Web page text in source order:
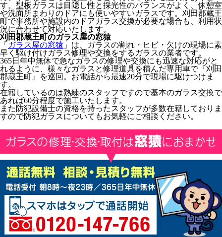
す。型板ガラスは目隠し性と採光性のバランスがよく、休憩室
や洗面所まわりのドアにも使いやすいガラスです。刈田郡蔵王
町で事務所や施設内のドアガラス交換が必要な場合も、利用状
況に合わせて対応いたします。
刈田郡蔵王町のガラス屋の窓猿
「 ガラス屋の窓猿 」は、ガラスの割れ・ヒビ・欠けの現場に素
早く駆け付けガラス修理や交換をするガラスの業者です。
365日年中無休で急なガラスの修理や交換にも迅速な対応がと
れるように、様々なガラスと修理道具を積んだ専用車で『刈田
郡蔵王町』を巡回。お電話から最速20分で現場に駆けつけま
す。
在籍しているのは熟練のスタッフですので基本のガラス交換で
あれば60分程度で施工いたします。
また防犯設備士の資格を持ったスタッフが多数在籍しておりま
すので防犯ガラスについてもお気軽にご相談ください。